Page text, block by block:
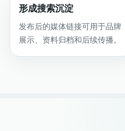
形成搜索沉淀
发布后的媒体链接可用于品牌
展示、资料归档和后续传播。